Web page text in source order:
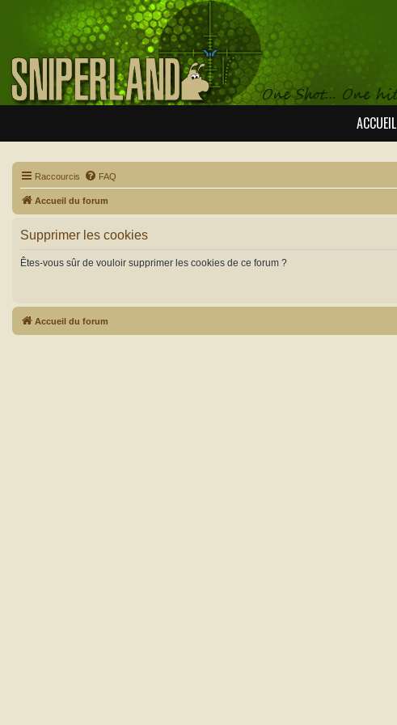
ACCUEIL
Raccourcis FAQ
Accueil du forum
Supprimer les cookies
Êtes-vous sûr de vouloir supprimer les cookies de ce forum ?
Accueil du forum